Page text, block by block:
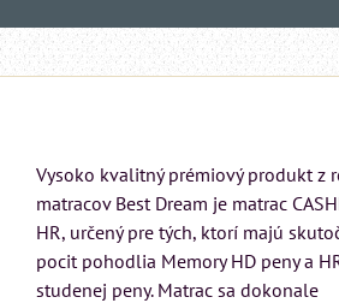
Vysoko kvalitný prémiový produkt z
matracov Best Dream je matrac
HR, určený pre tých, ktorí majú
pocit pohodlia Memory HD peny a
studenej peny. Matrac sa dokonale